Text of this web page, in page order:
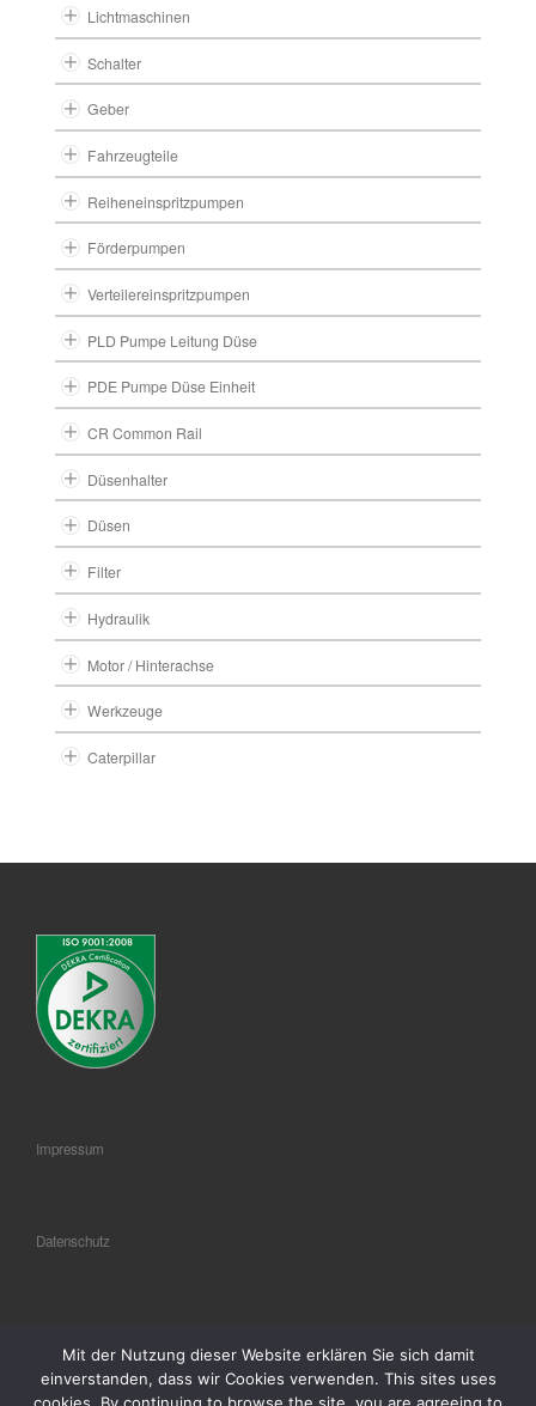
Lichtmaschinen
Schalter
Geber
Fahrzeugteile
Reiheneinspritzpumpen
Förderpumpen
Verteilereinspritzpumpen
PLD Pumpe Leitung Düse
PDE Pumpe Düse Einheit
CR Common Rail
Düsenhalter
Düsen
Filter
Hydraulik
Motor / Hinterachse
Werkzeuge
Caterpillar
Impressum
Datenschutz
Mit der Nutzung dieser Website erklären Sie sich damit
einverstanden, dass wir Cookies verwenden. This sites uses